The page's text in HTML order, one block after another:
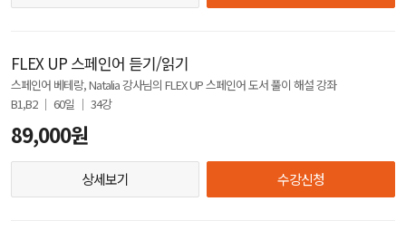
FLEX UP 스페인어 듣기/읽기
스페인어 베테랑, Natalia 강사님의 FLEX UP 스페인어 도서 풀이 해설 강좌
B1,B2 │ 60일 │ 34강
89,000원
상세보기 수강신청